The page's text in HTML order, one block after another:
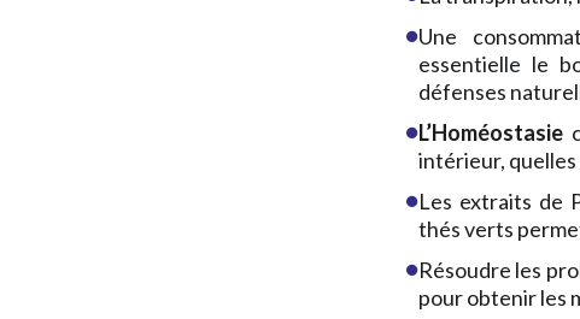
Une
essentielle le
défenses
L’Homéostasie
intérieur,
Les extraits de
thés verts
Résoudre les
pour obtenir les